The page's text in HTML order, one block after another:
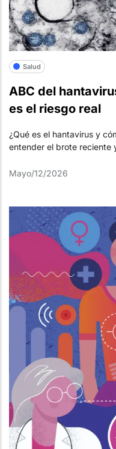
Salud
ABC del
es el riesgo real
¿Qué es el hantavirus y
entender el brote reciente
Mayo/12/2026